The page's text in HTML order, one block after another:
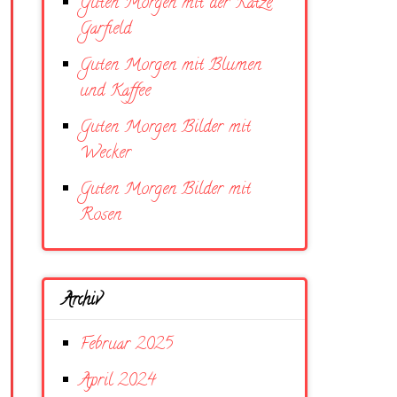
Garfield
Guten Morgen mit Blumen
und Kaffee
Guten Morgen Bilder mit
Wecker
Guten Morgen Bilder mit
Rosen
Archiv
Februar 2025
April 2024